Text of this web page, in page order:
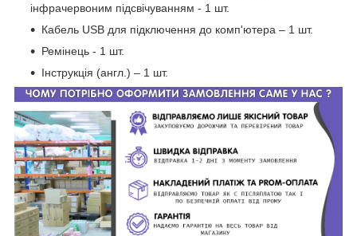
інфрачервоним підсвічуванням - 1 шт.
Кабель USB для підключення до комп'ютера – 1 шт.
Ремінець - 1 шт.
Інструкція (англ.) – 1 шт.